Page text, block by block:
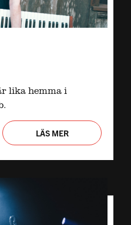
lika hemma i
LÄS MER